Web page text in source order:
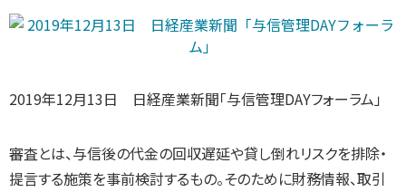
2019年12月13日 日経産業新聞「与信管理DAYフォーラム」
審査とは、与信後の代金の回収遅延や貸し倒れリスクを排除・
提言する施策を事前検討するもの。そのために財務情報、取引